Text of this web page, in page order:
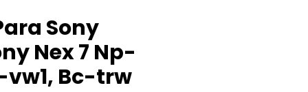
Sony
Nex 7 Np-
vw1, Bc-trw